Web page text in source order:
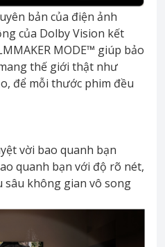
bản của điện ảnh
của Dolby Vision kết
MODE™ giúp bảo
thế giới thật như
để mỗi thước phim đều
vời bao quanh bạn
quanh bạn với độ rõ nét,
sâu không gian vô song